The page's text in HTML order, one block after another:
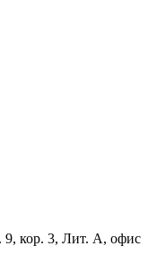
9, кор. 3, Лит. А, офис